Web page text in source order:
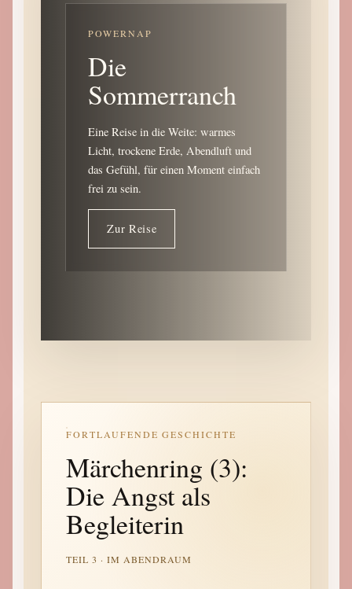
POWERNAP
Die
Sommerranch
Eine Reise in die Weite: warmes
Licht, trockene Erde, Abendluft und
das Gefühl, für einen Moment einfach
frei zu sein.
Zur Reise
FORTLAUFENDE GESCHICHTE
Märchenring (3):
Die Angst als
Begleiterin
TEIL 3 · IM ABENDRAUM